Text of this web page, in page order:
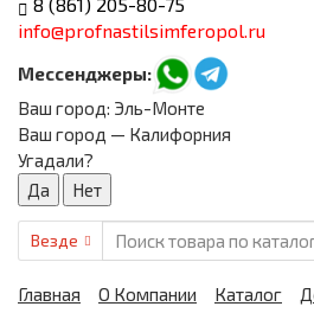
info@profnastilsimferopol.ru
Мессенджеры:
Ваш город: Эль-Монте
Ваш город — Калифорния
Угадали?
Везде
Главная О Компании Каталог